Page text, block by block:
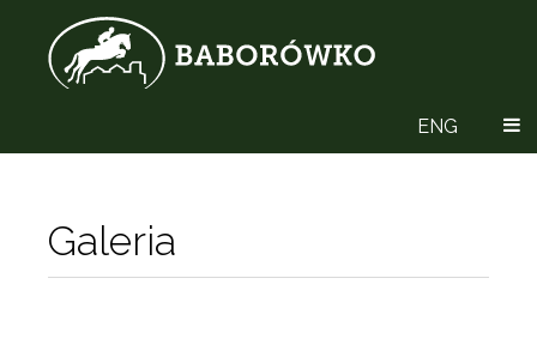
ENG
Galeria